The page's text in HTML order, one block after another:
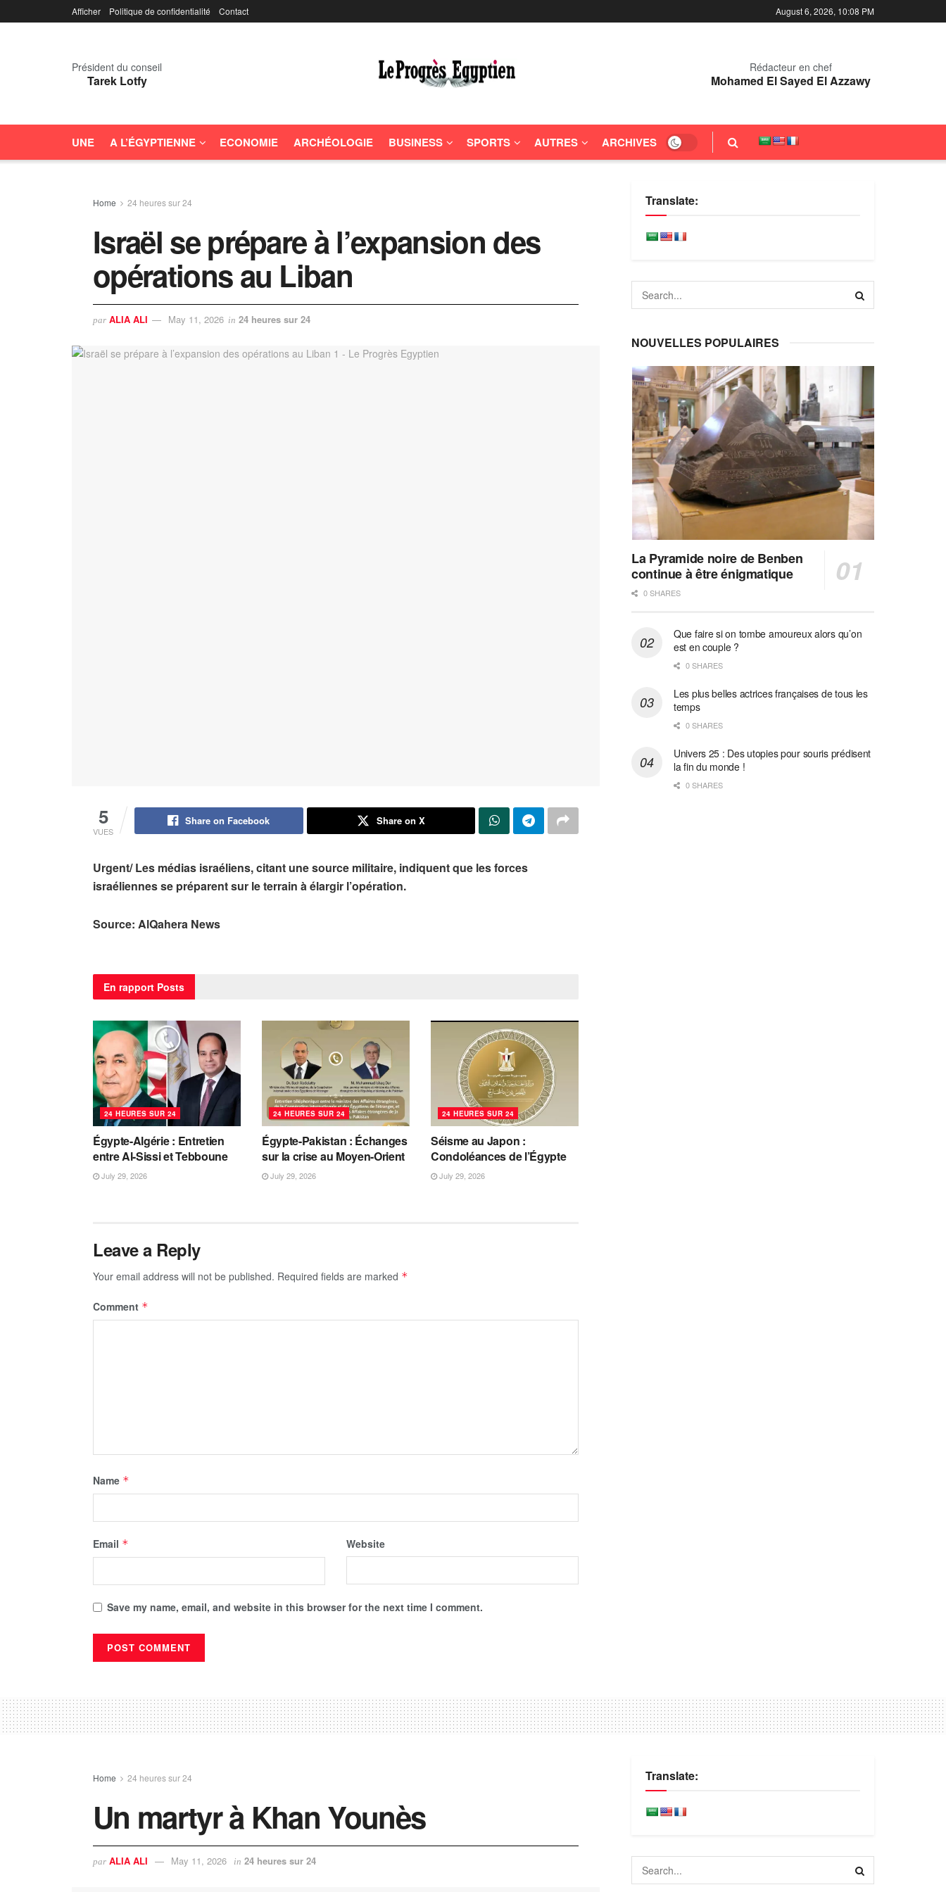
Afficher Politique de confidentialité Contact August 6, 2026, 10:08 PM
Président du conseil
Tarek Lotfy
Rédacteur en chef
Mohamed El Sayed El Azzawy
UNE A L’ÉGYPTIENNE ECONOMIE ARCHÉOLOGIE BUSINESS SPORTS AUTRES ARCHIVES
Home 24 heures sur 24
Israël se prépare à l’expansion des
opérations au Liban
par ALIA ALI May 11, 2026 in 24 heures sur 24
5
VUES
Share on Facebook Share on X
Urgent/ Les médias israéliens, citant une source militaire, indiquent que les forces
israéliennes se préparent sur le terrain à élargir l’opération.
Source: AlQahera News
En rapport Posts
24 HEURES SUR 24
Égypte-Algérie : Entretien
entre Al-Sissi et Tebboune
July 29, 2026
24 HEURES SUR 24
Égypte-Pakistan : Échanges
sur la crise au Moyen-Orient
July 29, 2026
24 HEURES SUR 24
Séisme au Japon :
Condoléances de l’Égypte
July 29, 2026
Leave a Reply
Your email address will not be published. Required fields are marked *
Comment *
Name *
Email * Website
Save my name, email, and website in this browser for the next time I comment.
Translate:
NOUVELLES POPULAIRES
La Pyramide noire de Benben
continue à être énigmatique
0 SHARES
Que faire si on tombe amoureux alors qu’on
est en couple ?
0 SHARES
Les plus belles actrices françaises de tous les
temps
0 SHARES
Univers 25 : Des utopies pour souris prédisent
la fin du monde !
0 SHARES
Home 24 heures sur 24
Un martyr à Khan Younès
par ALIA ALI May 11, 2026 in 24 heures sur 24
Translate: